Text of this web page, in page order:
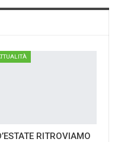
RITROVIAMO